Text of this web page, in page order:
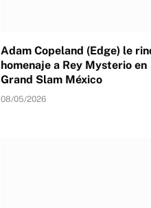
Adam Copeland (Edge) le
homenaje a Rey Mysterio en
Grand Slam México
08/05/2026